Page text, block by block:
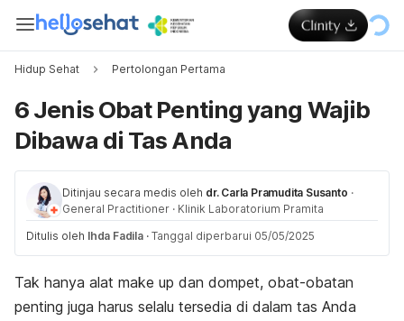
Hidup Sehat Pertolongan Pertama
6 Jenis Obat Penting yang Wajib
Dibawa di Tas Anda
Ditinjau secara medis oleh dr. Carla Pramudita Susanto ·
General Practitioner · Klinik Laboratorium Pramita
Ditulis oleh Ihda Fadila · Tanggal diperbarui 05/05/2025
Tak hanya alat make up dan dompet, obat-obatan
penting juga harus selalu tersedia di dalam tas Anda